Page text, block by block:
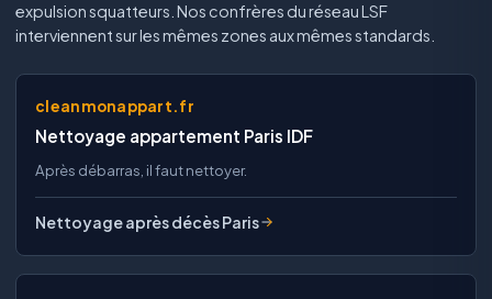
expulsion squatteurs. Nos confrères du réseau LSF
interviennent sur les mêmes zones aux mêmes standards.
cleanmonappart.fr
Nettoyage appartement Paris IDF
Après débarras, il faut nettoyer.
Nettoyage après décès Paris